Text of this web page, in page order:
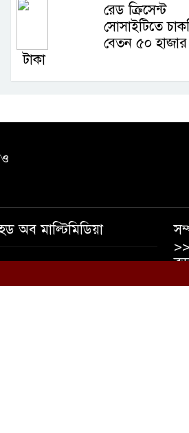
রেড ক্রিসেন্ট
সোসাইটিতে
বেতন ৫০ হাজার
টাকা
অব মাল্টিমিডিয়া